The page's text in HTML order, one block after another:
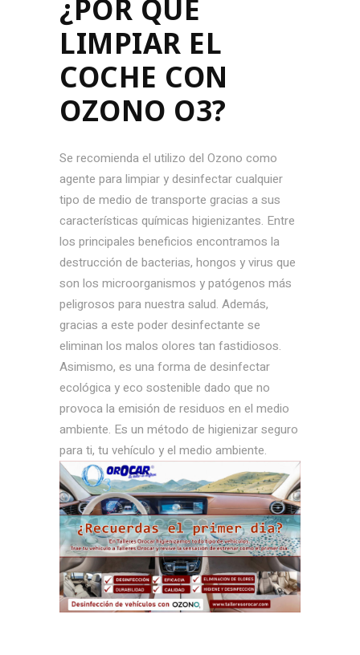
¿POR QUÉ
LIMPIAR EL
COCHE CON
OZONO O3?
Se recomienda el utilizo del Ozono como
agente para limpiar y desinfectar cualquier
tipo de medio de transporte gracias a sus
características químicas higienizantes. Entre
los principales beneficios encontramos la
destrucción de bacterias, hongos y virus que
son los microorganismos y patógenos más
peligrosos para nuestra salud. Además,
gracias a este poder desinfectante se
eliminan los malos olores tan fastidiosos.
Asimismo, es una forma de desinfectar
ecológica y eco sostenible dado que no
provoca la emisión de residuos en el medio
ambiente. Es un método de higienizar seguro
para ti, tu vehículo y el medio ambiente.